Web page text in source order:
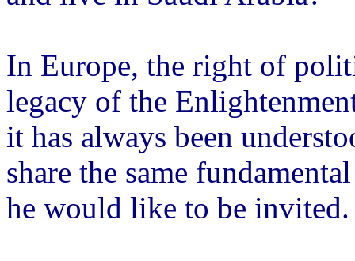
In Europe, the right of
legacy of the
it has always been
share the same
he would like to be invited.